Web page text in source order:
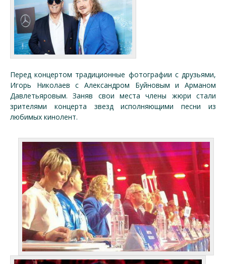
Перед концертом традиционные фотографии с друзьями,
Игорь Николаев с Александром Буйновым и Арманом
Давлетьяровым. Заняв свои места члены жюри стали
зрителями концерта звезд исполняющими песни из
любимых кинолент.